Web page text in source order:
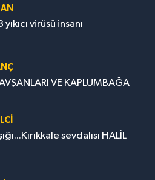
yıkıcı virüsü insanı
VE KAPLUMBAĞA
sevdalısı HALİL